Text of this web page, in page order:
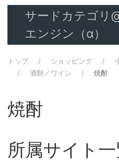
サードカテゴリ
エンジン（α）
トップ ショッピング
酒類／ワイン
焼酎
焼酎
所属サイト